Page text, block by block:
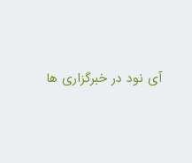
آی نود در خبرگزاری ها